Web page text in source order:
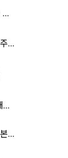
뉴욕증시, 연준 금리인상 기대감 꺾이자 상승...S&P500 사상 최고치 [종합]
SK하이닉스, 분기배당 375원 확정…주주환원책 9월로 앞당겨 발표
美 ‘232조 하이브리드 제재’ 임박…K-태양광, 불확실성 털고 날개 다나
[베스트&워스트] 코스닥 10% 급반등…본느, 최대주주 변경 기대에 270% 폭등